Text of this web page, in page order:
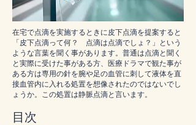
在宅で点滴を実施するときに皮下点滴を提案すると
「皮下点滴って何？ 点滴は点滴でしょ？」という
ような言葉を聞く事があります。普通は点滴と聞く
と実際に受けた事がある方、医療ドラマで観た事が
ある方は専用の針を腕や足の血管に刺して液体を直
接血管内に入れる処置を想像されたのではないでし
ょうか。この処置は静脈点滴と言います。
目次